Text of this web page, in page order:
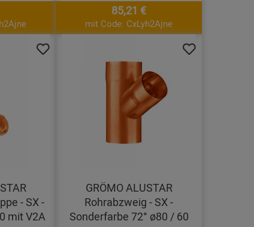
85,21 €
mit Code: CxLyh2Ajne
- SX -
mit V2A
GRÖMO ALUSTAR
Rohrabzweig - SX -
Sonderfarbe 72° ø80 / 60